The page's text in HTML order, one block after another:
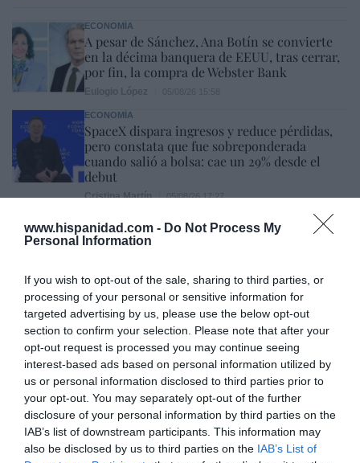
www.hispanidad.com - Do Not Process My
Personal Information
If you wish to opt-out of the sale, sharing to third parties, or
processing of your personal or sensitive information for
targeted advertising by us, please use the below opt-out
section to confirm your selection. Please note that after your
opt-out request is processed you may continue seeing
interest-based ads based on personal information utilized by
us or personal information disclosed to third parties prior to
your opt-out. You may separately opt-out of the further
disclosure of your personal information by third parties on the
IAB’s list of downstream participants. This information may
also be disclosed by us to third parties on the IAB’s List of
ECONOMÍA
A pesar de Sánchez, Ana Botín se convierte
en la décima banquera de EEUU, tras cerrar,
por fin, la compra de Webster Bank
ECONOMÍA
SpaceX dispara ingresos y reduce pérdidas,
pero constata que fue sobreponderada
cuando salió a bolsa: cae un 29% desde el
debut
Cristina Martín 05/08/26 17:27
SOCIEDAD
Invasión de Ceuta. Vecinos denuncian la
irregular menor de edad: “Hay testigos”
Redacción 05/08/26 12:03
INTERNACIONAL
Vuelta a la cordura. Reino Unido obligará a
que los aseos o vestuarios sean utilizados en
función del sexo de nacimiento
Rocío Orizaola 05/08/26 13:32
Marcelo Gullo: “El trabajo de desmitificar la